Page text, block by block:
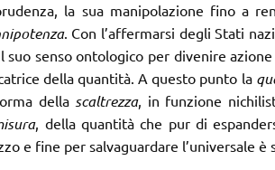
la sua manipolazione fino a
. Con l’affermarsi degli Stati
suo senso ontologico per divenire
della quantità. A questo punto la
della scaltrezza, in funzione
, della quantità che pur di
e fine per salvaguardare l’universale è